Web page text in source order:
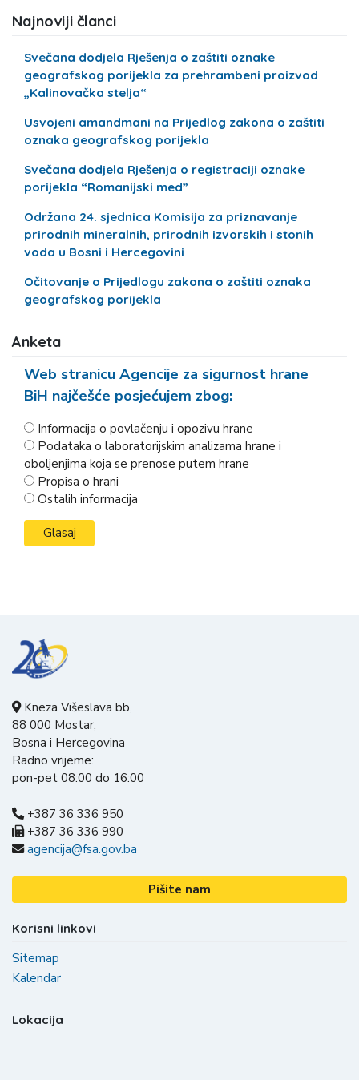
Najnoviji članci
Svečana dodjela Rješenja o zaštiti oznake
geografskog porijekla za prehrambeni proizvod
„Kalinovačka stelja“
Usvojeni amandmani na Prijedlog zakona o zaštiti
oznaka geografskog porijekla
Svečana dodjela Rješenja o registraciji oznake
porijekla “Romanijski med”
Održana 24. sjednica Komisija za priznavanje
prirodnih mineralnih, prirodnih izvorskih i stonih
voda u Bosni i Hercegovini
Očitovanje o Prijedlogu zakona o zaštiti oznaka
geografskog porijekla
Anketa
Web stranicu Agencije za sigurnost hrane
BiH najčešće posjećujem zbog:
Informacija o povlačenju i opozivu hrane
Podataka o laboratorijskim analizama hrane i
oboljenjima koja se prenose putem hrane
Propisa o hrani
Ostalih informacija
Kneza Višeslava bb,
88 000 Mostar,
Bosna i Hercegovina
Radno vrijeme:
pon-pet 08:00 do 16:00
+387 36 336 950
+387 36 336 990
agencija@fsa.gov.ba
Pišite nam
Korisni linkovi
Sitemap
Kalendar
Lokacija